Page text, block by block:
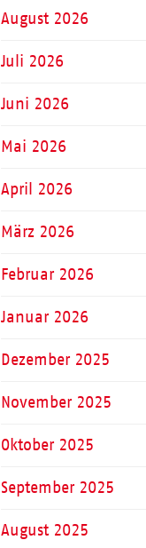
August 2026
Juli 2026
Juni 2026
Mai 2026
April 2026
März 2026
Februar 2026
Januar 2026
Dezember 2025
November 2025
Oktober 2025
September 2025
August 2025